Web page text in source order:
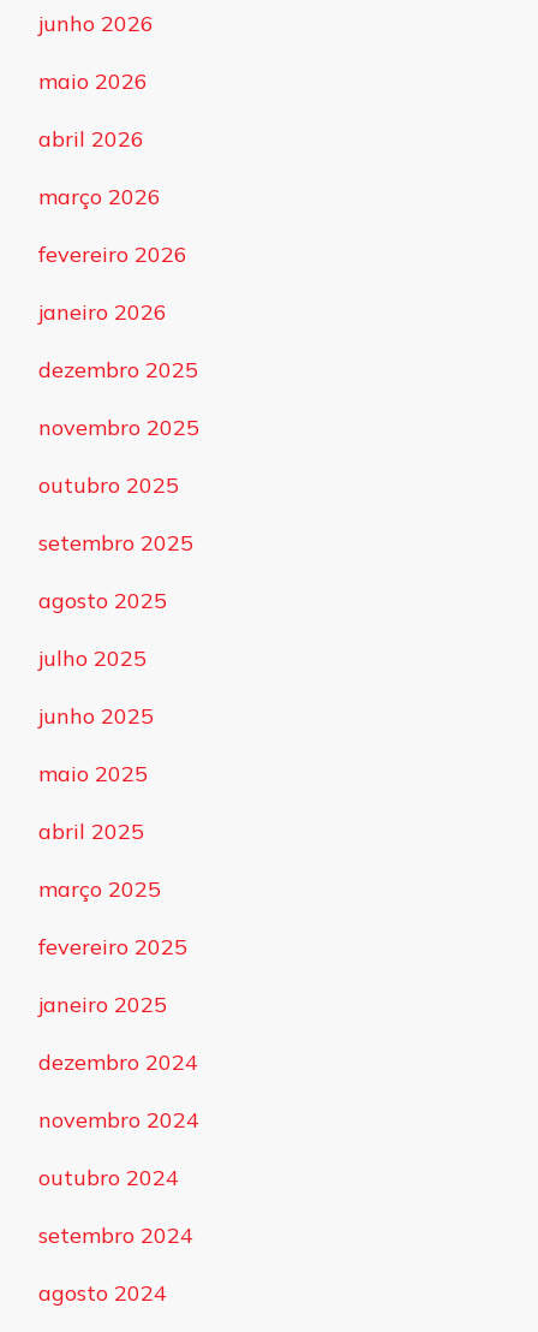
junho 2026
maio 2026
abril 2026
março 2026
fevereiro 2026
janeiro 2026
dezembro 2025
novembro 2025
outubro 2025
setembro 2025
agosto 2025
julho 2025
junho 2025
maio 2025
abril 2025
março 2025
fevereiro 2025
janeiro 2025
dezembro 2024
novembro 2024
outubro 2024
setembro 2024
agosto 2024